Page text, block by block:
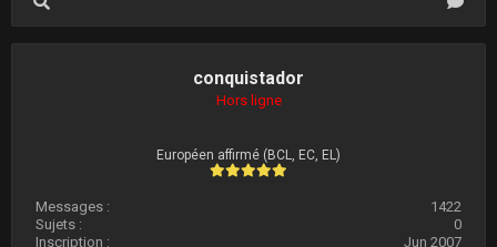
conquistador
Hors ligne
Européen affirmé (BCL, EC, EL)
Messages :
1422
Sujets :
0
Inscription :
Jun 2007